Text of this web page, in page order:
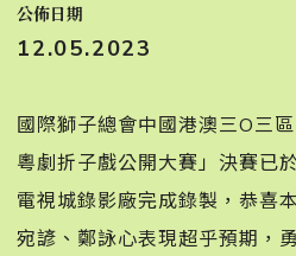
公佈日期
12.05.2023
國際獅子總會中國港澳三O三
粵劇折子戲公開大賽」決賽已
電視城錄影廠完成錄製，恭喜
宛諺、鄭詠心表現超乎預期，